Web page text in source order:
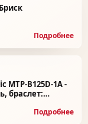
Подробнее
MTP-B125D-1A -
браслет:
Подробнее